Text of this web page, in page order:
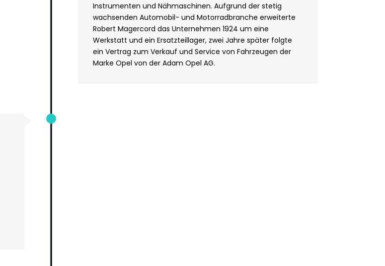
Instrumenten und Nähmaschinen. Aufgrund der stetig
wachsenden Automobil- und Motorradbranche erweiterte
Robert Magercord das Unternehmen 1924 um eine
Werkstatt und ein Ersatzteillager, zwei Jahre später folgte
ein Vertrag zum Verkauf und Service von Fahrzeugen der
Marke Opel von der Adam Opel AG.